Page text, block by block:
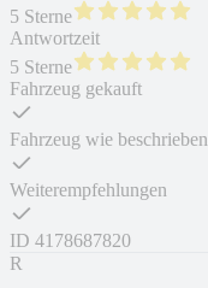
5 Sterne
Antwortzeit
5 Sterne
Fahrzeug gekauft
Fahrzeug wie beschrieben
Weiterempfehlungen
ID 4178687820
R